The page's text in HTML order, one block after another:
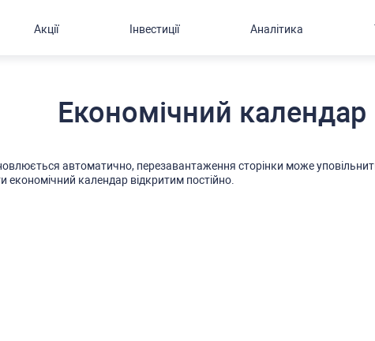
Економічний календар
автоматично, перезавантаження cторінки може
економічний календар відкритим поcтійно.
Акції Інвестиції Аналітика